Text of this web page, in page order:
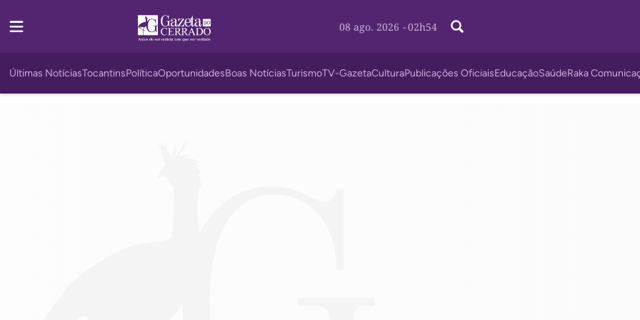
08 ago. 2026 - 02h54
Últimas NotíciasTocantinsPolíticaOportunidadesBoas NotíciasTurismoTV-GazetaCulturaPublicações OficiaisEducaçãoSaúdeRaka